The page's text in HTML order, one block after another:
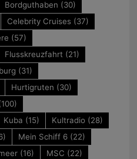
Bordguthaben (30)
Celebrity Cruises (37)
(57)
Flusskreuzfahrt(21)
(31)
Hurtigruten (30)
Kuba (15) Kultradio(28)
Mein Schiff 6(22)
(16) MSC (22)